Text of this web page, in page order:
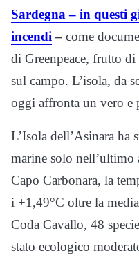
Sardegna – in questi
incendi – come
di Greenpeace, frutto
sul campo. L’isola, da
oggi affronta un vero e
L’Isola dell’Asinara ha
marine solo nell’ultimo
Capo Carbonara, la
i +1,49°C oltre la
Coda Cavallo, 48
stato ecologico